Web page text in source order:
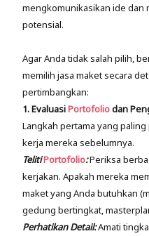
mengkomunikasikan ide dan
potensial.
Agar Anda tidak salah pilih,
memilih jasa maket secara
pertimbangkan:
1. EvaluasiPortofoliodan
Langkah pertama yang
kerja mereka sebelumnya.
TelitiPortofolio:Periksa
kerjakan. Apakah mereka
maket yang Anda butuhkan
gedung bertingkat,
Perhatikan Detail:Amati